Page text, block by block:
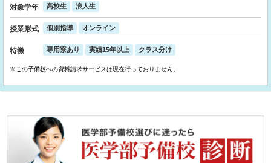
対象学年 高校生 浪人生
授業形式 個別指導 オンライン
特徴 専用寮あり 実績15年以上 クラス分け
※この予備校への資料請求サービスは現在行っておりません。